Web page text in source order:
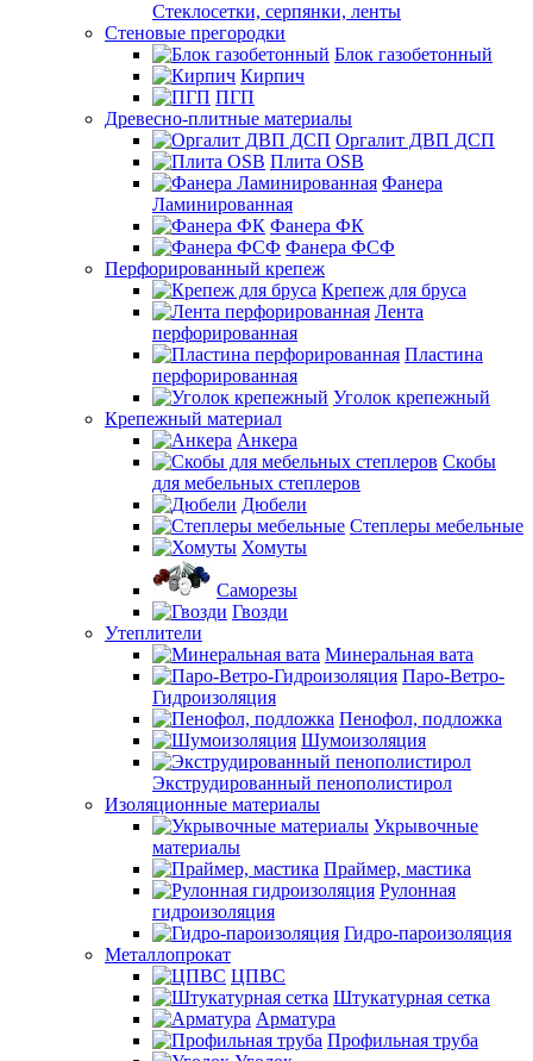
Стеклосетки, серпянки, ленты
Стеновые прегородки
Блок газобетонный
Кирпич
ПГП
Древесно-плитные материалы
Оргалит ДВП ДСП
Плита OSB
Фанера
Ламинированная
Фанера ФК
Фанера ФСФ
Перфорированный крепеж
Крепеж для бруса
Лента
перфорированная
Пластина
перфорированная
Уголок крепежный
Крепежный материал
Анкера
Скобы
для мебельных степлеров
Дюбели
Степлеры мебельные
Хомуты
Саморезы
Гвозди
Утеплители
Минеральная вата
Паро-Ветро-
Гидроизоляция
Пенофол, подложка
Шумоизоляция
Экструдированный пенополистирол
Изоляционные материалы
Укрывочные
материалы
Праймер, мастика
Рулонная
гидроизоляция
Гидро-пароизоляция
Металлопрокат
ЦПВС
Штукатурная сетка
Арматура
Профильная труба